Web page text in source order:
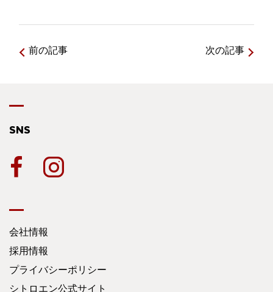
前の記事 次の記事
SNS
会社情報
採用情報
プライバシーポリシー
シトロエン公式サイト